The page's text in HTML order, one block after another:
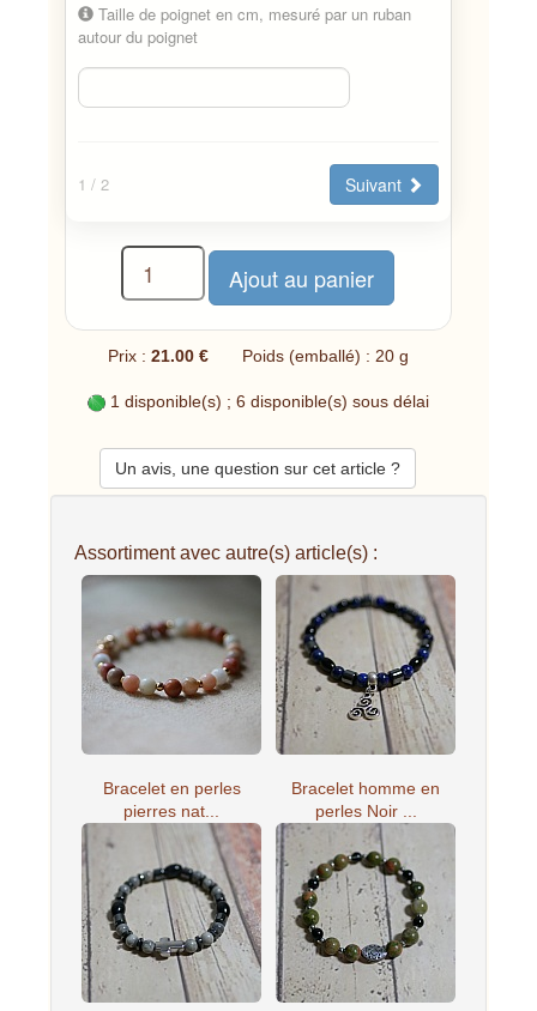
Taille de poignet en cm, mesuré par un ruban
autour du poignet
1 / 2 Suivant
Prix : 21.00 € Poids (emballé) : 20 g
1 disponible(s) ; 6 disponible(s) sous délai
Un avis, une question sur cet article ?
Assortiment avec autre(s) article(s) :
Bracelet en perles
pierres nat...
Bracelet homme en
perles Noir ...